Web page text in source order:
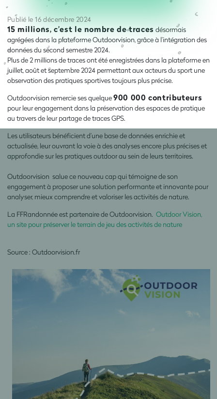
Publié le 16 décembre 2024
15 millions, c’est le nombre de traces désormais
agrégées dans la plateforme Outdoorvision, grâce à l’intégration des
données du second semestre 2024.
Plus de 2 millions de traces ont été enregistrées dans la plateforme en
juillet, août et septembre 2024 permettant aux acteurs du sport une
observation des pratiques sportives toujours plus précise.
Outdoorvision remercie ses quelque900 000 contributeurs
pour leur engagement dans la préservation des espaces de pratique
au travers de leur partage de traces GPS.
Les utilisateurs bénéficient d’une base de données enrichie et
actualisée, leur ouvrant la voie à des analyses encore plus précises et
approfondie sur les pratiques outdoor au sein de leurs territoires.
Outdoorvision salue ce nouveau cap qui témoigne de son
engagement à proposer une solution performante et innovante pour
analyser, mieux comprendre et valoriser les activités de nature.
La FFRandonnée est partenaire de Outdoorvision. Outdoor Vision,
un site pour préserver le terrain de jeu des activités de nature
Source : Outdoorvision.fr